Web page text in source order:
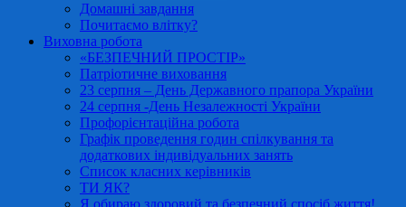
Домашні завдання
Почитаємо влітку?
Виховна робота
«БЕЗПЕЧНИЙ ПРОСТІР»
Патріотичне виховання
23 серпня – День Державного прапора України
24 серпня -День Незалежності України
Профорієнтаційна робота
Графік проведення годин спілкування та
додаткових індивідуальних занять
Список класних керівників
ТИ ЯК?
Я обираю здоровий та безпечний спосіб життя!